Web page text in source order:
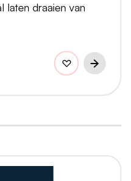
laten draaien van